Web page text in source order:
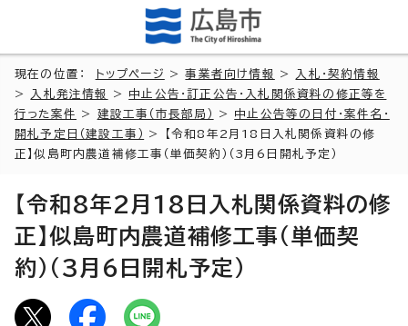
現在の位置： トップページ >事業者向け情報 >
入札・契約情報
>
入札発注情報 > 中止公告・訂正公告・入札関係資料の修正等を
行った案件
> 建設工事（市長部局） > 中止公告等の日付・案件名・
開札予定日（建設工事）
> 【令和8年2月18日入札関係資料の修
正】似島町内農道補修工事（単価契約）（3月6日開札予定）
【令和8年2月18日入札関係資料の修
正】似島町内農道補修工事（単価契
約）（3月6日開札予定）